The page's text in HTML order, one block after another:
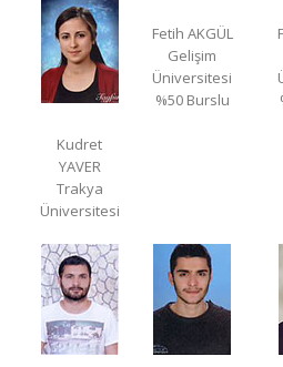
Kudret
YAVER
Trakya
Üniversitesi
Fetih AKGÜL
Gelişim
Üniversitesi
%50 Burslu